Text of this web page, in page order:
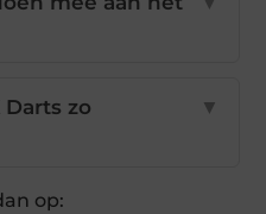
zo
▼
op: